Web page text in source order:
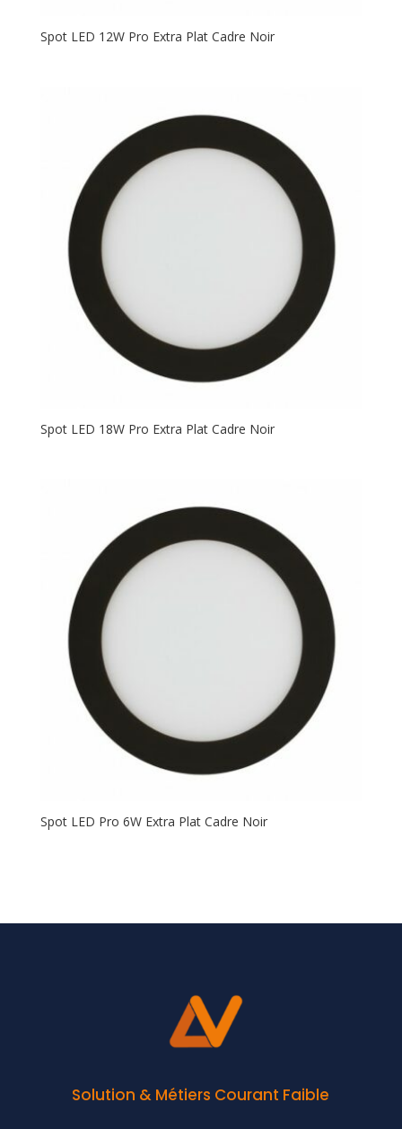
Spot LED 12W Pro Extra Plat Cadre Noir
Spot LED 18W Pro Extra Plat Cadre Noir
Spot LED Pro 6W Extra Plat Cadre Noir
Solution & Métiers Courant Faible